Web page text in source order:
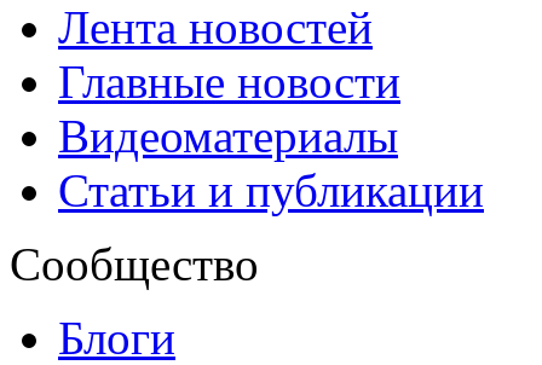
Лента новостей
Главные новости
Видеоматериалы
Статьи и публикации
Сообщество
Блоги